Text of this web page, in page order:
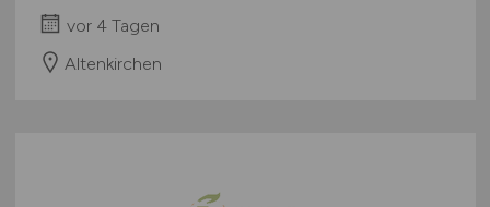
vor 4 Tagen
Altenkirchen